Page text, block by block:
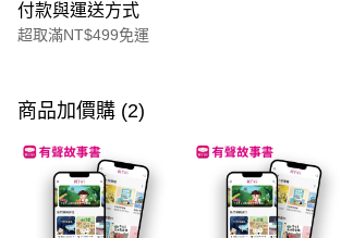
付款與運送方式
超取滿NT$499免運
信用卡一次付款
LINE Pay
Apple Pay
大哥付你分期
商品加價購 (2)